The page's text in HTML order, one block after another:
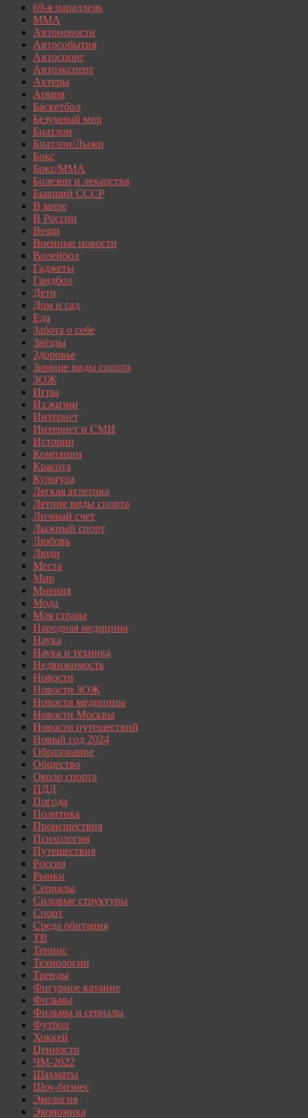
69-я параллель
MMA
Автоновости
Автособытия
Автоспорт
Автоэксперт
Актеры
Армия
Баскетбол
Безумный мир
Биатлон
Биатлон/Лыжи
Бокс
Бокс/MMA
Болезни и лекарства
Бывший СССР
В мире
В России
Вещи
Военные новости
Волейбол
Гаджеты
Гандбол
Дети
Дом и сад
Еда
Забота о себе
Звёзды
Здоровье
Зимние виды спорта
ЗОЖ
Игры
Из жизни
Интернет
Интернет и СМИ
Истории
Компании
Красота
Культура
Легкая атлетика
Летние виды спорта
Личный счет
Лыжный спорт
Любовь
Люди
Места
Мир
Мнения
Мода
Моя страна
Народная медицина
Наука
Наука и техника
Недвижимость
Новости
Новости ЗОЖ
Новости медицины
Новости Москвы
Новости путешествий
Новый год 2024
Образование
Общество
Около спорта
ПДД
Погода
Политика
Происшествия
Психология
Путешествия
Россия
Рынки
Сериалы
Силовые структуры
Спорт
Среда обитания
ТВ
Теннис
Технологии
Тренды
Фигурное катание
Фильмы
Фильмы и сериалы
Футбол
Хоккей
Ценности
ЧМ-2022
Шахматы
Шоу-бизнес
Экология
Экономика